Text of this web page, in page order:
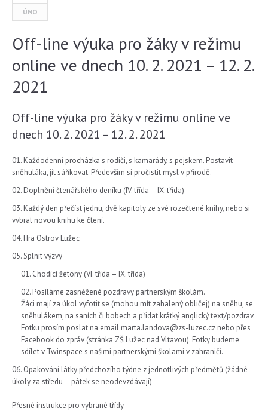
ÚNO
Off-line výuka pro žáky v režimu
online ve dnech 10. 2. 2021 – 12. 2.
2021
Off-line výuka pro žáky v režimu online ve
dnech 10. 2. 2021 – 12. 2. 2021
Každodenní procházka s rodiči, s kamarády, s pejskem. Postavit
sněhuláka, jít sáňkovat. Především si pročistit mysl v přírodě.
Doplnění čtenářského deníku (IV. třída – IX. třída)
Každý den přečíst jednu, dvě kapitoly ze své rozečtené knihy, nebo si
vvbrat novou knihu ke čtení.
Hra Ostrov Lužec
Splnit výzvy
Chodící žetony (VI. třída – IX. třída)
Posíláme zasněžené pozdravy partnerským školám.
Žáci mají za úkol vyfotit se (mohou mít zahalený obličej) na sněhu, se
sněhulákem, na saních či bobech a přidat krátký anglický text/pozdrav.
Fotku prosím poslat na email marta.landova@zs-luzec.cz nebo přes
Facebook do zpráv (stránka ZŠ Lužec nad Vltavou). Fotky budeme
sdílet v Twinspace s našimi partnerskými školami v zahraničí.
Opakování látky předchozího týdne z jednotlivých předmětů (žádné
úkoly za středu – pátek se neodevzdávají)
Přesné instrukce pro vybrané třídy